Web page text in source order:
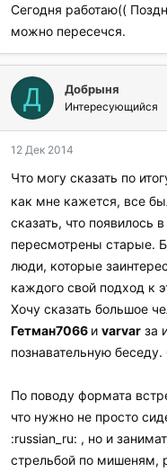
Сегодня работаю((
можно пересечся.
Д Добрыня
Интересующийся
12 Дек 2014
Что могу сказать по
как мне кажется, все
сказать, что появилось
пересмотрены старые.
люди, которые
каждого свой подход к
Хочу сказать большое
Гетман7066 и varvar за
познавательную
По поводу формата
что нужно не просто
:russian_ru: , но и
стрельбой по мишеням,